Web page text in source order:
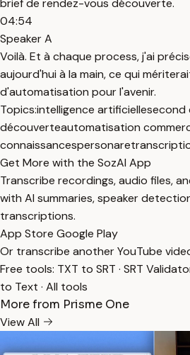
brief de rendez-vous découverte.
04:54
Speaker A
Voilà. Et à chaque process, j'ai
aujourd'hui à la main, ce qui
d'automatisation pour l'avenir.
Topics:intelligence artificiellesecond
découverteautomatisation
connaissancespersona
Get More with the SozAI App
Transcribe recordings, audio files,
with AI summaries, speaker
transcriptions.
App Store Google Play
Or transcribe another YouTube
Free tools: TXT to SRT · SRT
to Text · All tools
More from Prisme One
View All